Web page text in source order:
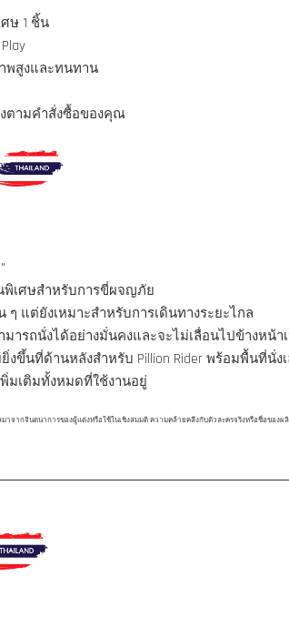
ษ 1 ชิ้น
พสูงและทนทาน
งตามคำสั่งซื้อของคุณ
เศษสำหรับการขี่ผจญภัย
ๆ แต่ยังเหมาะสำหรับการเดินทางระยะไกล
มารถนั่งได้อย่างมั่นคงและจะไม่เลื่อนไปข้างหน้า
ขึ้นที่ด้านหลังสำหรับ Pillion Rider พร้อมพื้นที่นั่งเ
เติมทั้งหมดที่ใช้งานอยู่
าจากจินตนาการของผู้แต่งหรือใช้ในเชิงสมมติ ความคล้ายคลึงกับตัวละครจริงหรือชื่อของ